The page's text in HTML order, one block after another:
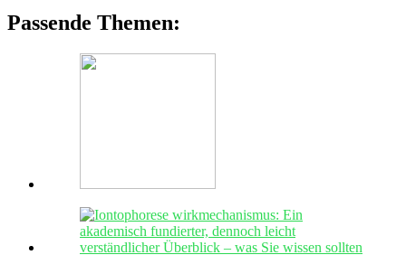
Passende Themen: